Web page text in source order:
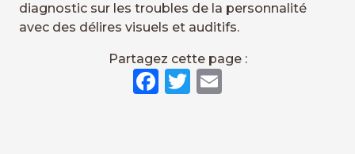
diagnostic sur les troubles de la personnalité
avec des délires visuels et auditifs.
Partagez cette page :
Facebook
Twitter